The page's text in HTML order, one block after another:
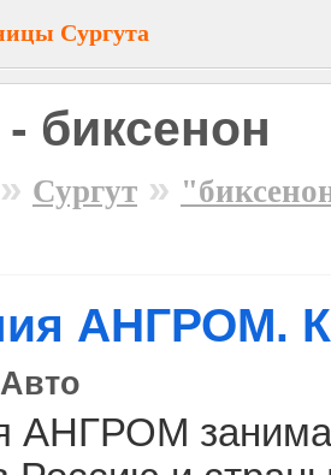
Сургута
биксенон
» Сургут »
АНГРОМ.
Авто
АНГРОМ